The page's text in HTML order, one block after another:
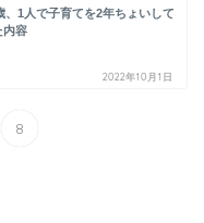
、1人で子育てを2年ちょいして
内容
2022年10月1日
8